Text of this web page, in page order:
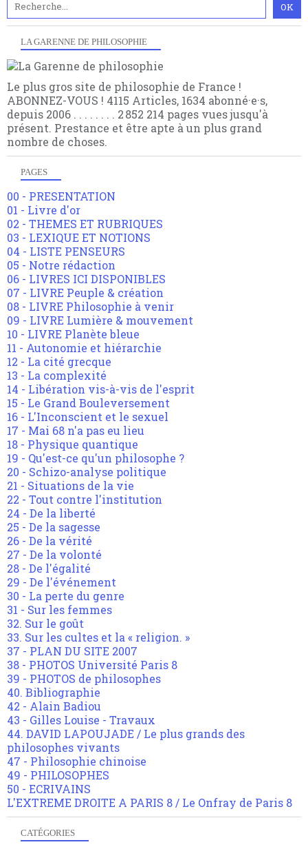
LA GARENNE DE PHILOSOPHIE
Le plus gros site de philosophie de France !
ABONNEZ-VOUS ! 4115 Articles, 1634 abonné·e·s,
depuis 2006 . . . . . . . . 2 852 214 pages vues jusqu'à
présent. Prestance et être apte à un plus grand
nombre de choses.
PAGES
00 - PRESENTATION
01 - Livre d'or
02 - THEMES ET RUBRIQUES
03 - LEXIQUE ET NOTIONS
04 - LISTE PENSEURS
05 - Notre rédaction
06 - LIVRES ICI DISPONIBLES
07 - LIVRE Peuple & création
08 - LIVRE Philosophie à venir
09 - LIVRE Lumière & mouvement
10 - LIVRE Planète bleue
11 - Autonomie et hiérarchie
12 - La cité grecque
13 - La complexité
14 - Libération vis-à-vis de l'esprit
15 - Le Grand Bouleversement
16 - L'Inconscient et le sexuel
17 - Mai 68 n'a pas eu lieu
18 - Physique quantique
19 - Qu'est-ce qu'un philosophe ?
20 - Schizo-analyse politique
21 - Situations de la vie
22 - Tout contre l'institution
24 - De la liberté
25 - De la sagesse
26 - De la vérité
27 - De la volonté
28 - De l'égalité
29 - De l'événement
30 - La perte du genre
31 - Sur les femmes
32. Sur le goût
33. Sur les cultes et la « religion. »
37 - PLAN DU SITE 2007
38 - PHOTOS Université Paris 8
39 - PHOTOS de philosophes
40. Bibliographie
42 - Alain Badiou
43 - Gilles Louise - Travaux
44. DAVID LAPOUJADE / Le plus grands des
philosophes vivants
47 - Philosophie chinoise
49 - PHILOSOPHES
50 - ECRIVAINS
L'EXTREME DROITE A PARIS 8 / Le Onfray de Paris 8
CATÉGORIES